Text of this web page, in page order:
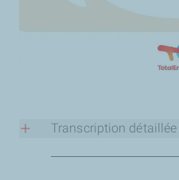
Transcription
L'infographie est divisée